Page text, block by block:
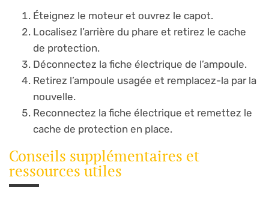
Éteignez le moteur et ouvrez le capot.
Localisez l’arrière du phare et retirez le cache
de protection.
Déconnectez la fiche électrique de l’ampoule.
Retirez l’ampoule usagée et remplacez-la par la
nouvelle.
Reconnectez la fiche électrique et remettez le
cache de protection en place.
Conseils supplémentaires et
ressources utiles